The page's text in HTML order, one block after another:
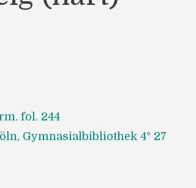
fol. 244
Gymnasialbibliothek 4° 27